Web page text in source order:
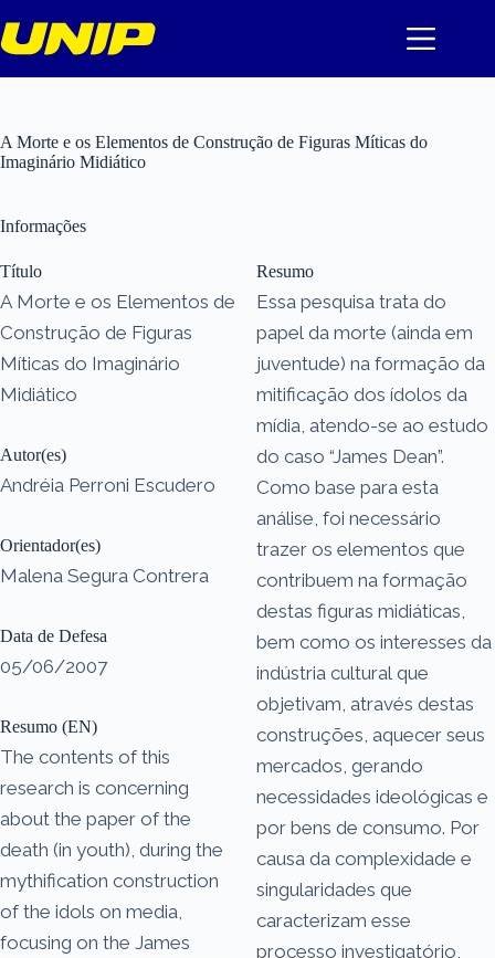
para
o
A Morte e os Elementos de Construção de Figuras Míticas do
Imaginário Midiático
Informações
Título
A Morte e os Elementos de
Construção de Figuras
Míticas do Imaginário
Midiático
Autor(es)
Andréia Perroni Escudero
Orientador(es)
Malena Segura Contrera
Data de Defesa
05/06/2007
Resumo (EN)
The contents of this
research is concerning
about the paper of the
death (in youth), during the
mythification construction
of the idols on media,
focusing on the James
Resumo
Essa pesquisa trata do
papel da morte (ainda em
juventude) na formação da
mitificação dos ídolos da
mídia, atendo-se ao estudo
do caso “James Dean”.
Como base para esta
análise, foi necessário
trazer os elementos que
contribuem na formação
destas figuras midiáticas,
bem como os interesses da
indústria cultural que
objetivam, através destas
construções, aquecer seus
mercados, gerando
necessidades ideológicas e
por bens de consumo. Por
causa da complexidade e
singularidades que
caracterizam esse
processo investigatório,